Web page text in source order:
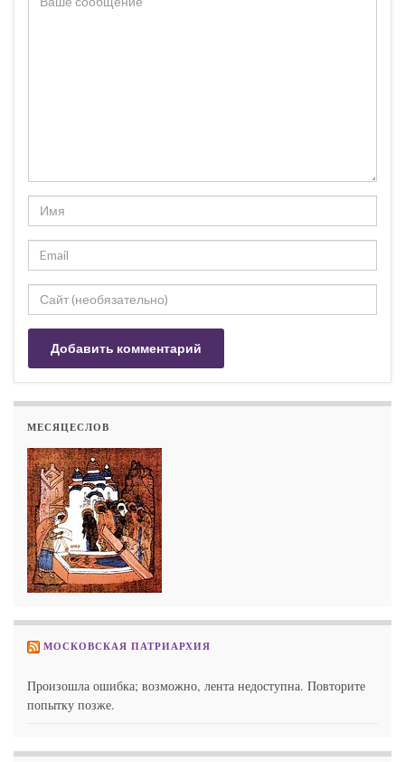
МЕСЯЦЕСЛОВ
МОСКОВСКАЯ ПАТРИАРХИЯ
Произошла ошибка; возможно, лента недоступна. Повторите
попытку позже.